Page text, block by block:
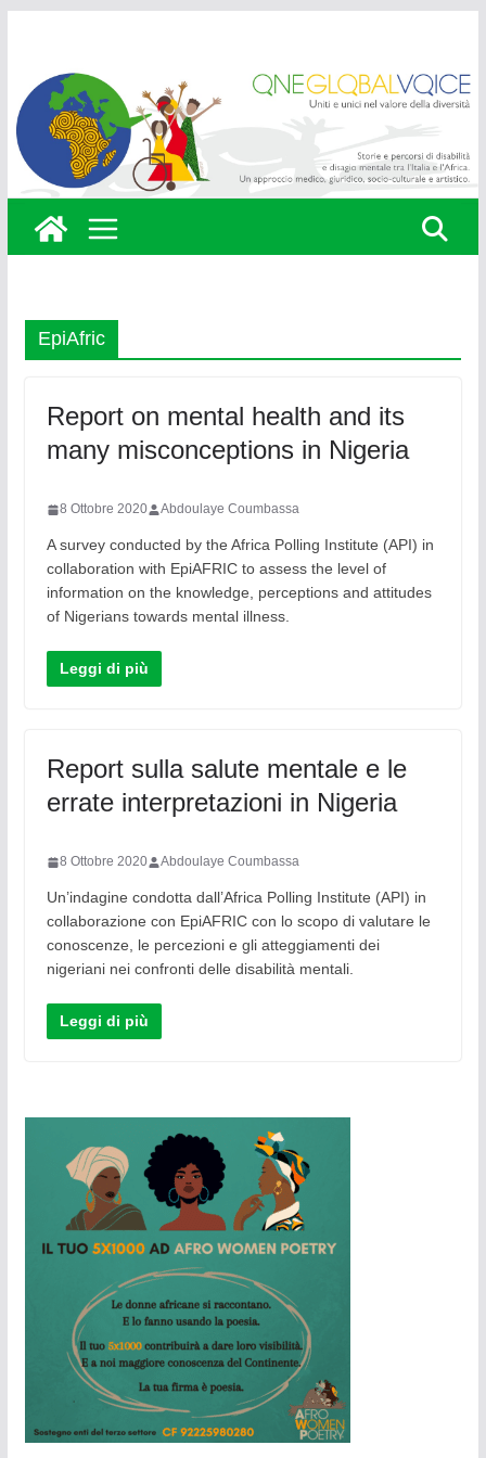
content
EpiAfric
Report on mental health and its
many misconceptions in Nigeria
8 Ottobre 2020 Abdoulaye Coumbassa
A survey conducted by the Africa Polling Institute (API) in
collaboration with EpiAFRIC to assess the level of
information on the knowledge, perceptions and attitudes
of Nigerians towards mental illness.
Leggi di più
Report sulla salute mentale e le
errate interpretazioni in Nigeria
8 Ottobre 2020 Abdoulaye Coumbassa
Un’indagine condotta dall’Africa Polling Institute (API) in
collaborazione con EpiAFRIC con lo scopo di valutare le
conoscenze, le percezioni e gli atteggiamenti dei
nigeriani nei confronti delle disabilità mentali.
Leggi di più